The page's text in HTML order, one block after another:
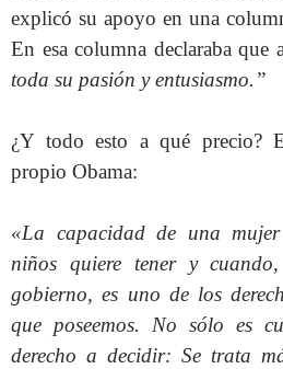
explicó su apoyo en una
En esa columna declaraba que
toda su pasión y entusiasmo.”
¿Y todo esto a qué precio?
propio Obama:
«La capacidad de una
niños quiere tener y
gobierno, es uno de los
que poseemos. No sólo es
derecho a decidir: Se trata